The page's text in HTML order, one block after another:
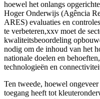
hoewel het onlangs
Hoger Onderwijs (Agência
ARES) evaluaties en
te verbeteren,xxv moet de
kwaliteitsbeoordeling
nodig om de inhoud van het
nationale doelen en
technologieën en
Ten tweede, hoewel
toegang heeft tot